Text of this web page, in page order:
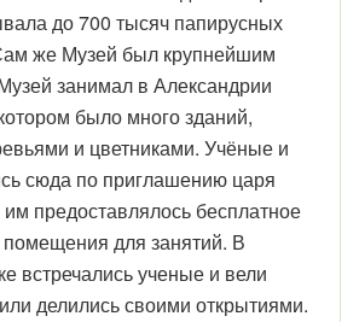
до 700 тысяч папирусных
же Музей был крупнейшим
занимал в Александрии
было много зданий,
и цветниками. Учёные и
сюда по приглашению царя
предоставлялось бесплатное
для занятий. В
встречались ученые и вели
делились своими открытиями.